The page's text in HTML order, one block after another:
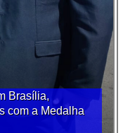
Brasília,
com a Medalha